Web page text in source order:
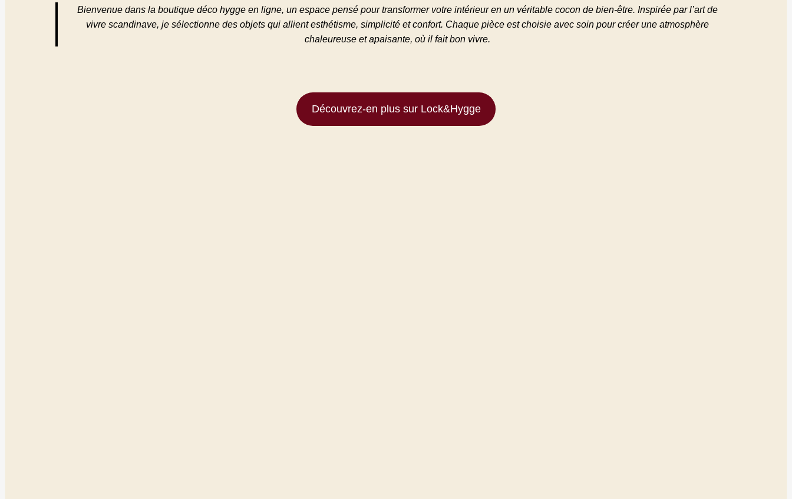
Bienvenue dans la boutique déco hygge en ligne, un espace pensé pour transformer votre intérieur en un véritable cocon de bien-être. Inspirée par l’art de
vivre scandinave, je sélectionne des objets qui allient esthétisme, simplicité et confort. Chaque pièce est choisie avec soin pour créer une atmosphère
chaleureuse et apaisante, où il fait bon vivre.
Découvrez-en plus sur Lock&Hygge